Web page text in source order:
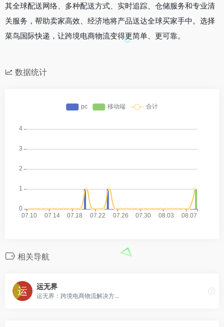
其全球配送网络、多种配送方式、实时追踪、仓储服务和专业清
关服务，帮助卖家高效、经济地将产品送达全球买家手中。选择
菜鸟国际快递，让跨境电商物流变得更简单、更可靠。
数据统计
相关导航
运无界
运无界：跨境电商物流解决方...